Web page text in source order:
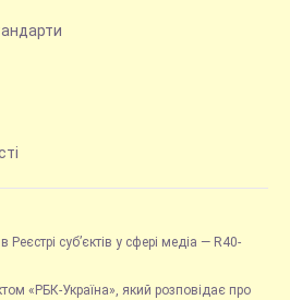
суб’єктів у сфері медіа — R40-
«РБК-Україна», який розповідає про